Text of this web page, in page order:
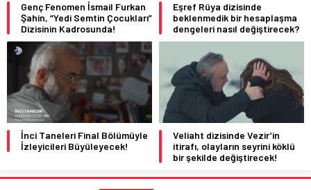
Genç Fenomen İsmail Furkan
Şahin, “Yedi Semtin Çocukları”
Dizisinin Kadrosunda!
Eşref Rüya dizisinde
beklenmedik bir hesaplaşma
dengeleri nasıl değiştirecek?
İnci Taneleri Final Bölümüyle
İzleyicileri Büyüleyecek!
Veliaht dizisinde Vezir’in
itirafı, olayların seyrini köklü
bir şekilde değiştirecek!